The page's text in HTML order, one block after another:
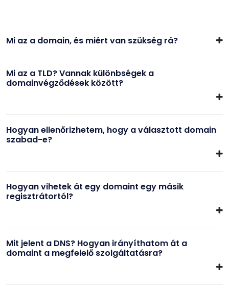
Mi az a domain, és miért van szükség rá?
Mi az a TLD? Vannak különbségek a
domainvégződések között?
Hogyan ellenőrizhetem, hogy a választott domain
szabad-e?
Hogyan vihetek át egy domaint egy másik
regisztrátortól?
Mit jelent a DNS? Hogyan irányíthatom át a
domaint a megfelelő szolgáltatásra?